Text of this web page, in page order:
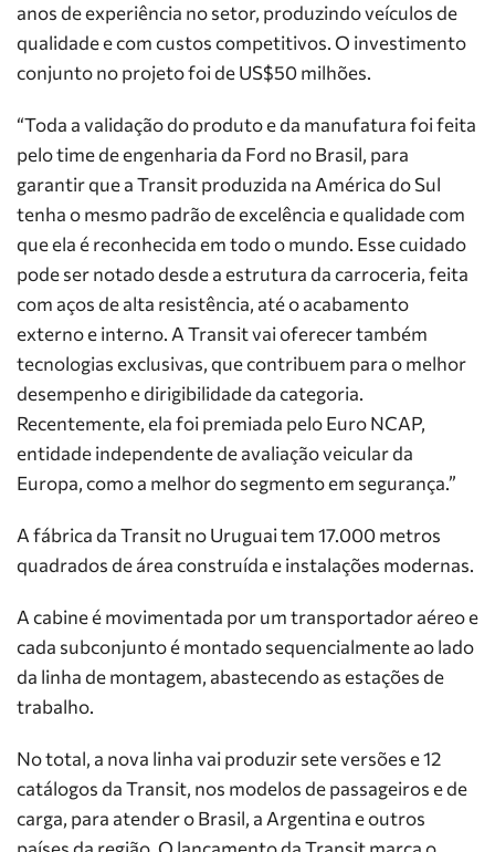
anos de experiência no setor, produzindo veículos de
qualidade e com custos competitivos. O investimento
conjunto no projeto foi de US$50 milhões.
“Toda a validação do produto e da manufatura foi feita
pelo time de engenharia da Ford no Brasil, para
garantir que a Transit produzida na América do Sul
tenha o mesmo padrão de excelência e qualidade com
que ela é reconhecida em todo o mundo. Esse cuidado
pode ser notado desde a estrutura da carroceria, feita
com aços de alta resistência, até o acabamento
externo e interno. A Transit vai oferecer também
tecnologias exclusivas, que contribuem para o melhor
desempenho e dirigibilidade da categoria.
Recentemente, ela foi premiada pelo Euro NCAP,
entidade independente de avaliação veicular da
Europa, como a melhor do segmento em segurança.”
A fábrica da Transit no Uruguai tem 17.000 metros
quadrados de área construída e instalações modernas.
A cabine é movimentada por um transportador aéreo e
cada subconjunto é montado sequencialmente ao lado
da linha de montagem, abastecendo as estações de
trabalho.
No total, a nova linha vai produzir sete versões e 12
catálogos da Transit, nos modelos de passageiros e de
carga, para atender o Brasil, a Argentina e outros